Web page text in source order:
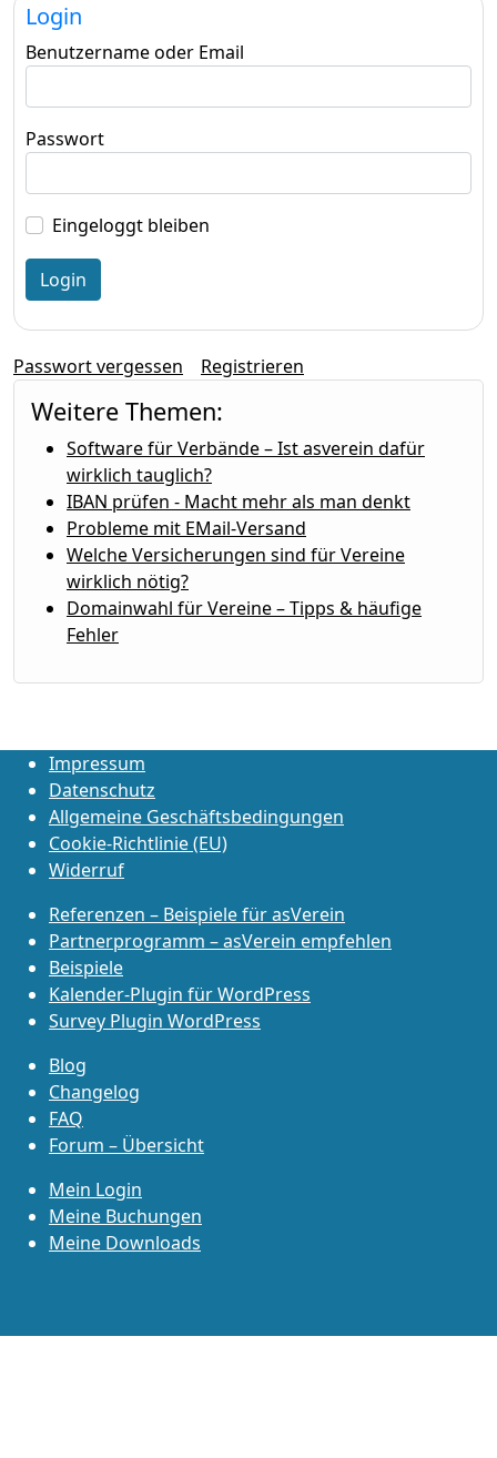
Login
Benutzername oder Email
Passwort
Eingeloggt bleiben
Passwort vergessen Registrieren
Weitere Themen:
Software für Verbände – Ist asverein dafür
wirklich tauglich?
IBAN prüfen - Macht mehr als man denkt
Probleme mit EMail-Versand
Welche Versicherungen sind für Vereine
wirklich nötig?
Domainwahl für Vereine – Tipps & häufige
Fehler
Impressum
Datenschutz
Allgemeine Geschäftsbedingungen
Cookie-Richtlinie (EU)
Widerruf
Referenzen – Beispiele für asVerein
Partnerprogramm – asVerein empfehlen
Beispiele
Kalender-Plugin für WordPress
Survey Plugin WordPress
Blog
Changelog
FAQ
Forum – Übersicht
Mein Login
Meine Buchungen
Meine Downloads